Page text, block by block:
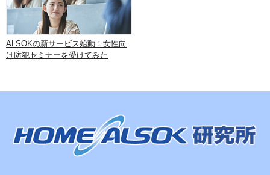
ALSOKの新サービス始動！女性向
け防犯セミナーを受けてみた